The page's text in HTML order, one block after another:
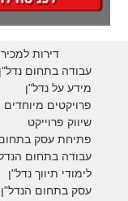
דירות
עבודה בתחום נדל"ן
מידע על נדל"ן
פרויקטים מיוחדים
שיווק פרוייקט
פתיחת עסק בתחום
עבודה בתחום
לימודי תיווך נדל"ן
עסק בתחום הנדל"ן